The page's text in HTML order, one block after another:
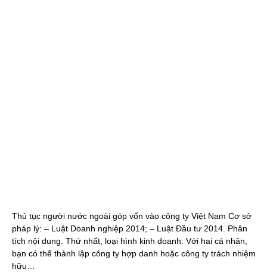
Thủ tục người nước ngoài góp vốn vào công ty Việt Nam Cơ sở
pháp lý: – Luật Doanh nghiệp 2014; – Luật Đầu tư 2014. Phân
tích nội dung. Thứ nhất, loại hình kinh doanh: Với hai cá nhân,
bạn có thể thành lập công ty hợp danh hoặc công ty trách nhiệm
hữu…